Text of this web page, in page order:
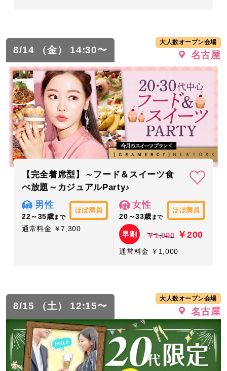
8/14 （金） 14:30〜
大人数オープン会場
名古屋
【完全着席型】～フード＆スイーツ食
べ放題～カジュアルParty♪
男性
22～35歳まで
ほぼ満員
通常料金 ￥7,300
女性
20～33歳 まで
ほぼ満員
早割 ￥1,000 ￥200
通常料金 ￥1,000
8/15 （土） 12:15〜
大人数オープン会場
名古屋